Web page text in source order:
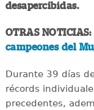
desapercibidas.
OTRAS NOTICIAS:
campeones del
Durante 39 días
récords
precedentes,